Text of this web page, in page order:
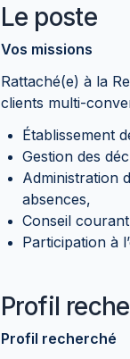
Le poste
Vos missions
Rattaché(e) à la
clients multi-
Établissement
Gestion des
Administration
absences,
Conseil
Participation à
Profil
Profil recherché